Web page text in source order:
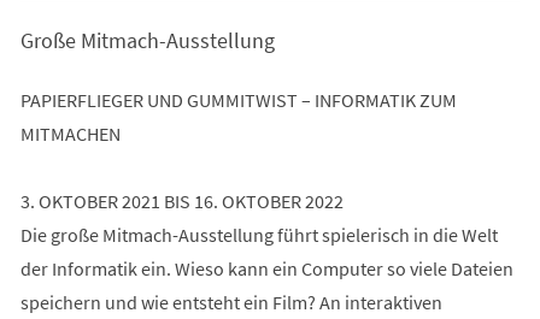
Große Mitmach-Ausstellung
PAPIERFLIEGER UND GUMMITWIST – INFORMATIK ZUM
MITMACHEN
3. OKTOBER 2021 BIS 16. OKTOBER 2022
Die große Mitmach-Ausstellung führt spielerisch in die Welt
der Informatik ein. Wieso kann ein Computer so viele Dateien
speichern und wie entsteht ein Film? An interaktiven